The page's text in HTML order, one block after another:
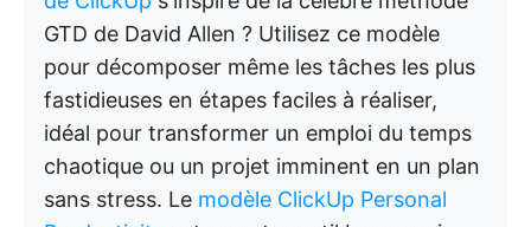
GTD de David Allen ? Utilisez ce modèle
pour décomposer même les tâches les plus
fastidieuses en étapes faciles à réaliser,
idéal pour transformer un emploi du temps
chaotique ou un projet imminent en un plan
sans stress. Le modèle ClickUp Personal